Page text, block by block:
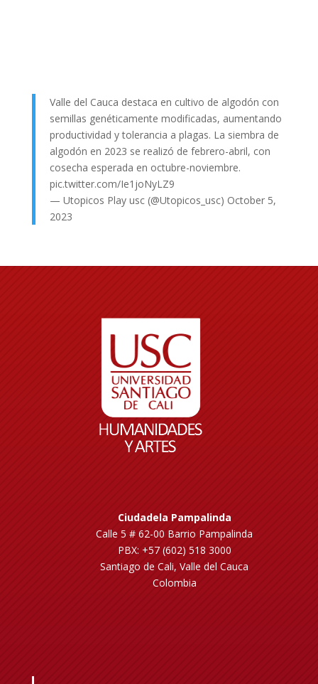
Valle del Cauca destaca en cultivo de algodón con
semillas genéticamente modificadas, aumentando
productividad y tolerancia a plagas. La siembra de
algodón en 2023 se realizó de febrero-abril, con
cosecha esperada en octubre-noviembre.
pic.twitter.com/Ie1joNyLZ9
— Utopicos Play usc (@Utopicos_usc) October 5,
2023
Ciudadela Pampalinda
Calle 5 # 62-00 Barrio Pampalinda
PBX: +57 (602) 518 3000
Santiago de Cali, Valle del Cauca
Colombia